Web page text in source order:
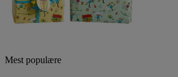
Mest populære